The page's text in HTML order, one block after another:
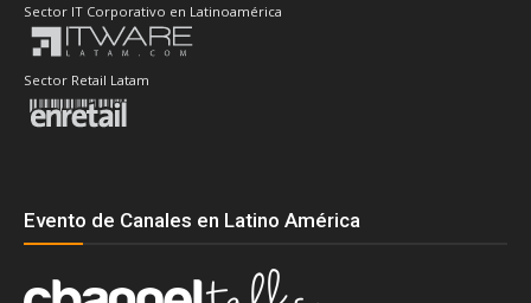
Sector IT Corporativo en Latinoamérica
Sector Retail Latam
Evento de Canales en Latino América